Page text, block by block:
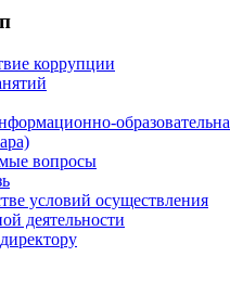
коррупции
вопросы
условий осуществления
деятельности